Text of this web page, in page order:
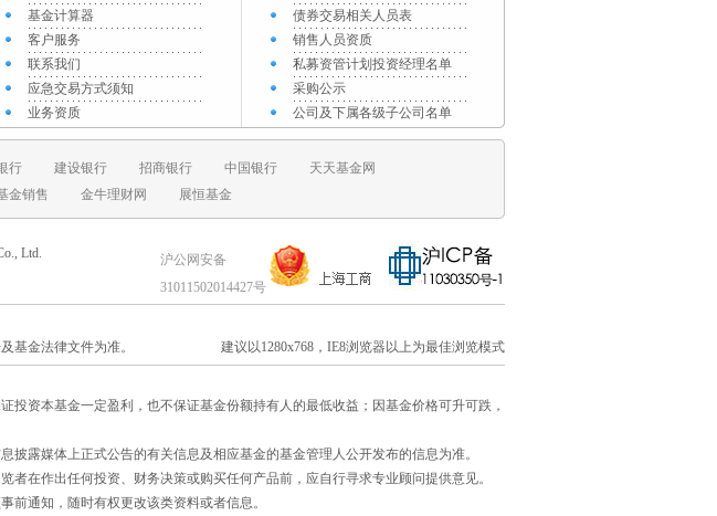
基金计算器
客户服务
联系我们
应急交易方式须知
业务资质
债券交易相关人员表
销售人员资质
私募资管计划投资经理名单
采购公示
公司及下属各级子公司名单
行 建设银行 招商银行 中国银行
天天基金网
金销售 金牛理财网 展恒基金
Ltd.
沪公网安备
31011502014427号
基金法律文件为准。
建议以1280x768，IE8浏览器以上为最佳浏览模式
资本基金一定盈利，也不保证基金份额持有人的最低收益；因基金价格可升可跌，
露媒体上正式公告的有关信息及相应基金的基金管理人公开发布的信息为准。
在作出任何投资、财务决策或购买任何产品前，应自行寻求专业顾问提供意见。
前通知，随时有权更改该类资料或者信息。